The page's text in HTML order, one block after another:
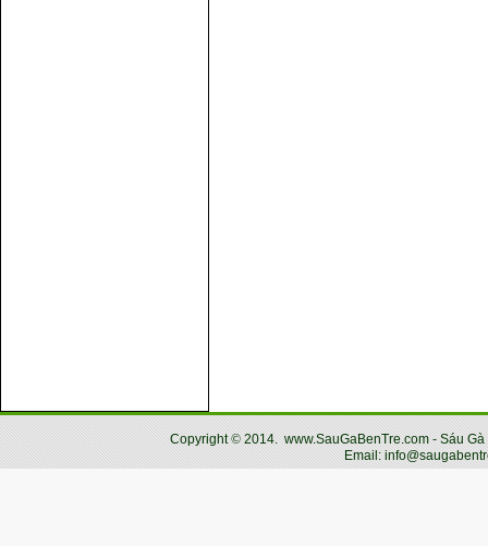
Copyright© 2014. www.SauGaBenTre.com - Sáu
Email: